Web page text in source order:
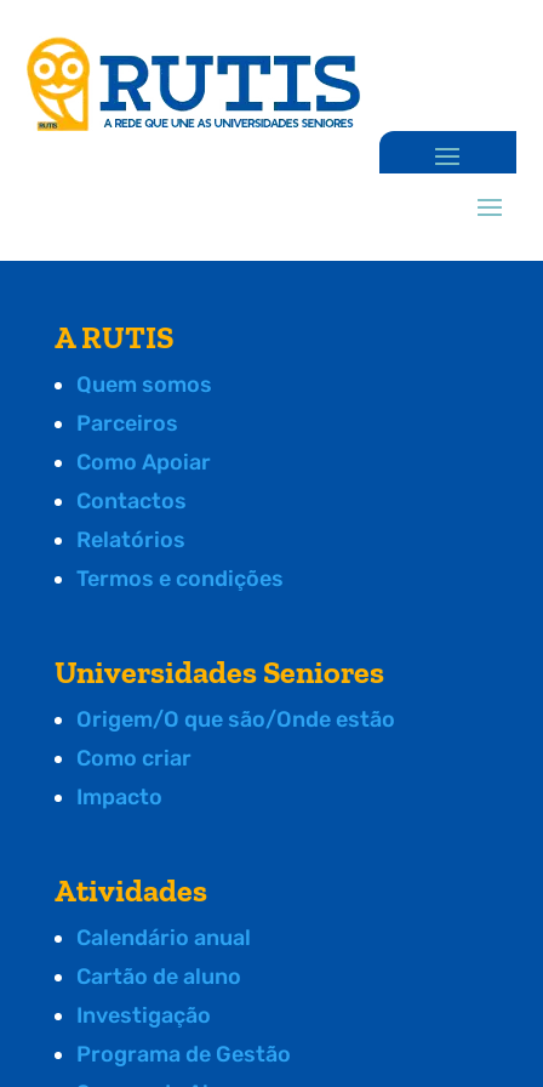
A RUTIS
Quem somos
Parceiros
Como Apoiar
Contactos
Relatórios
Termos e condições
Universidades Seniores
Origem/O que são/Onde estão
Como criar
Impacto
Atividades
Calendário anual
Cartão de aluno
Investigação
Programa de Gestão